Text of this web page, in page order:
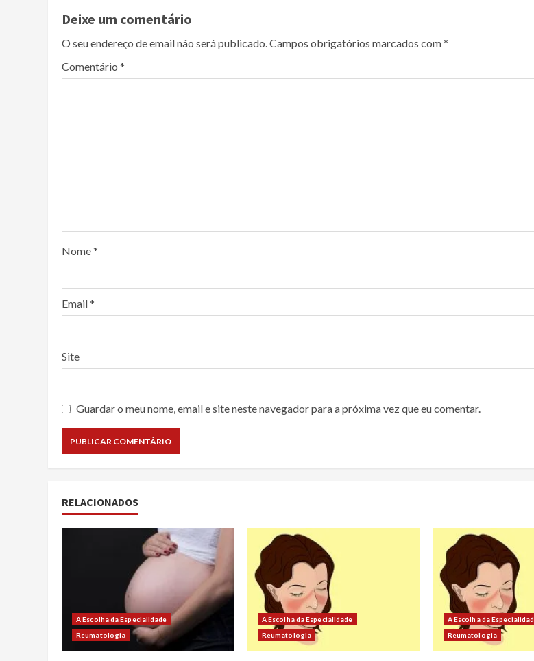
Deixe um comentário
O seu endereço de email não será publicado.Campos obrigatórios marcados com*
Comentário *
Nome*
Email*
Site
Guardar o meu nome, email e site neste navegador para a próxima vez que eu comentar.
RELACIONADOS
A Escolha da Especialidade
Reumatologia
A Escolha da Especialidade
Reumatologia
A Escolha da
Reumatologia